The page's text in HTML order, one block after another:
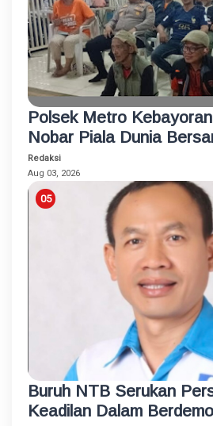
Polsek Metro
Nobar Piala Dunia
Pererat Silaturahmi dan
Kamtibmas
Redaksi
Aug 03, 2026
Buruh NTB Serukan
Keadilan Dalam